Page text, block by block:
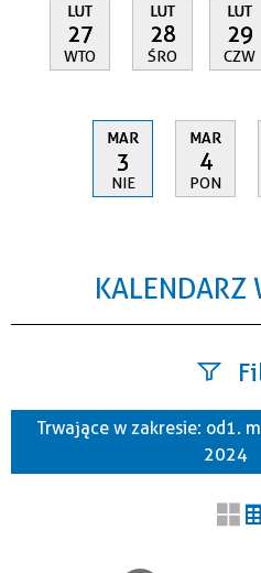
LUT
27
WTO
LUT
28
ŚRO
LUT
29
CZW
MAR
3
NIE
MAR
4
PON
KALENDARZ
Szukana fraza
Trwające w zakresie: od 1.
2024